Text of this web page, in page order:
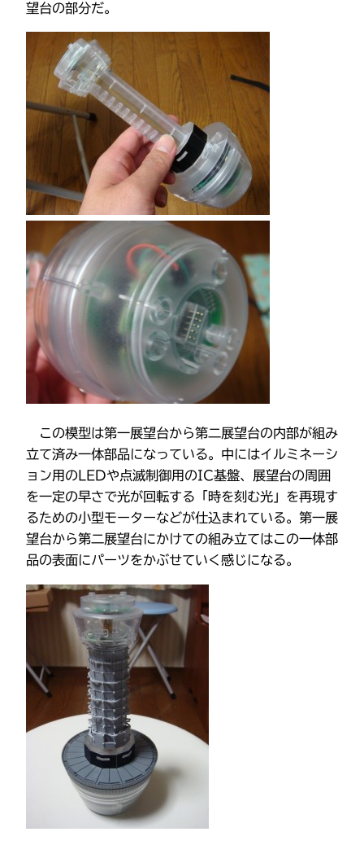
望台の部分だ。
この模型は第一展望台から第二展望台の内部が組み
立て済み一体部品になっている。中にはイルミネーシ
ョン用のLEDや点滅制御用のIC基盤、展望台の周囲
を一定の早さで光が回転する「時を刻む光」を再現す
るための小型モーターなどが仕込まれている。第一展
望台から第二展望台にかけての組み立てはこの一体部
品の表面にパーツをかぶせていく感じになる。